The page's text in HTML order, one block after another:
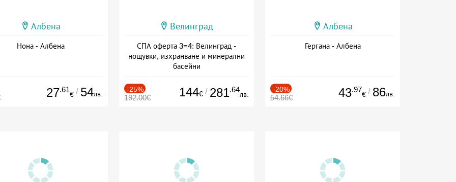
Албена
Нона - Албена
27.61
€ / 54лв.
Велинград
СПА оферта 3=4: Велинград -
нощувки, изхранване и минерални
басейни
-25%
192.00€ 144€ / 281.64
лв.
Албена
Гергана - Албена
-20%
54.66€ 43.97
€ / 86лв.